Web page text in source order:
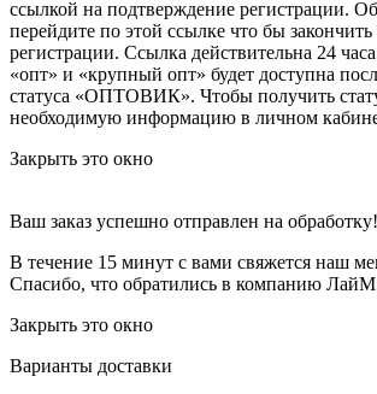
ссылкой на подтверждение регистрации.
перейдите по этой ссылке что бы
регистрации. Ссылка действительна 24
«опт» и «крупный опт» будет доступна
статуса «ОПТОВИК». Чтобы получить
необходимую информацию в личном
Закрыть это окно
Ваш заказ успешно отправлен на обработку!
В течение 15 минут с вами свяжется наш
Спасибо, что обратились в компанию
Закрыть это окно
Варианты доставки